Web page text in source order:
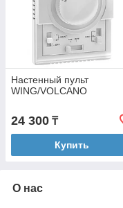
Настенный пульт
WING/VOLCANO
24 300 ₸
Купить
О нас